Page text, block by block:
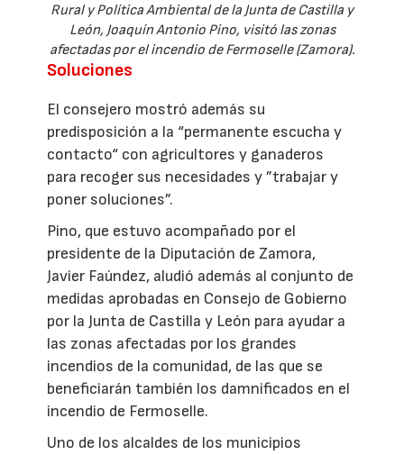
Rural y Política Ambiental de la Junta de Castilla y
León, Joaquín Antonio Pino, visitó las zonas
afectadas por el incendio de Fermoselle (Zamora).
Soluciones
El consejero mostró además su
predisposición a la “permanente escucha y
contacto“ con agricultores y ganaderos
para recoger sus necesidades y ”trabajar y
poner soluciones”.
Pino, que estuvo acompañado por el
presidente de la Diputación de Zamora,
Javier Faúndez, aludió además al conjunto de
medidas aprobadas en Consejo de Gobierno
por la Junta de Castilla y León para ayudar a
las zonas afectadas por los grandes
incendios de la comunidad, de las que se
beneficiarán también los damnificados en el
incendio de Fermoselle.
Uno de los alcaldes de los municipios